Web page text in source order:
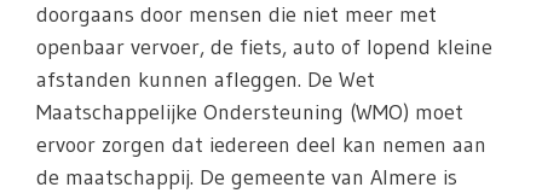
doorgaans door mensen die niet meer met
openbaar vervoer, de fiets, auto of lopend kleine
afstanden kunnen afleggen. De Wet
Maatschappelijke Ondersteuning (WMO) moet
ervoor zorgen dat iedereen deel kan nemen aan
de maatschappij. De gemeente van Almere is